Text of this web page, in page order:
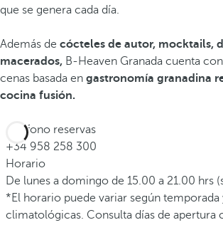
que se genera cada día.
Además de cócteles de autor, mocktails,
macerados, B-Heaven Granada cuenta
cenas basada en gastronomía granadina
cocina fusión.
Teléfono reservas
+34 958 258 300
Horario
De lunes a domingo de 15.00 a 21.00 hrs
*El horario puede variar según
climatológicas. Consulta días de apertura